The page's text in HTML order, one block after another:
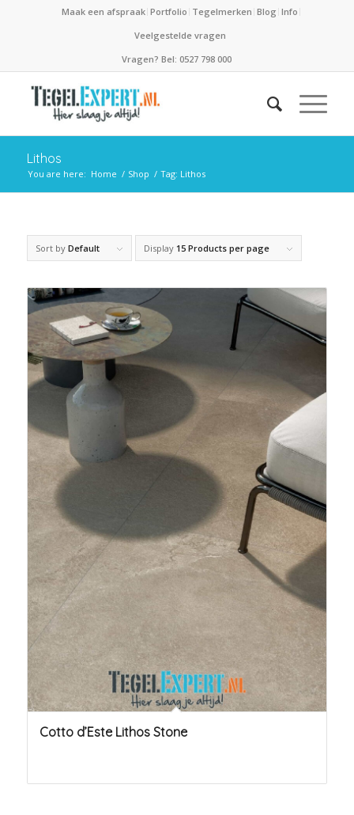
Maak een afspraak Portfolio Tegelmerken Blog Info
Veelgestelde vragen
Vragen? Bel: 0527 798 000
Lithos
You are here: Home / Shop / Tag: Lithos
Sort by Default Display 15 Products per page
Cotto d’Este Lithos Stone